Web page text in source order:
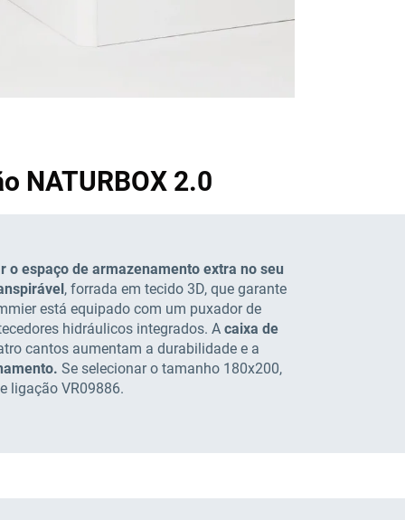
NATURBOX 2.0
o espaço de armazenamento extra no seu
, forrada em tecido 3D, que garante
está equipado com um puxador de
hidráulicos integrados. Acaixa de
cantos aumentam a durabilidade e a
Se selecionar o tamanho 180x200,
ligação VR09886.